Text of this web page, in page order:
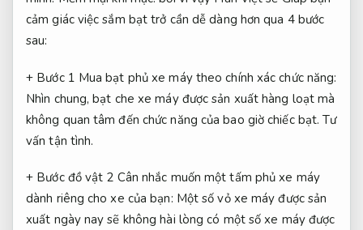
cảm giác việc sắm bạt trở cần dễ dàng hơn qua 4 bước
sau:
+ Bước 1 Mua bạt phủ xe máy theo chính xác chức năng:
Nhìn chung, bạt che xe máy được sản xuất hàng loạt mà
không quan tâm đến chức năng của bao giờ chiếc bạt.Tư
vấn tận tình.
+ Bước đồ vật 2 Cân nhắc muốn một tấm phủ xe máy
dành riêng cho xe của bạn: Một số vỏ xe máy được sản
xuất ngày nay sẽ không hài lòng có một số xe máy được